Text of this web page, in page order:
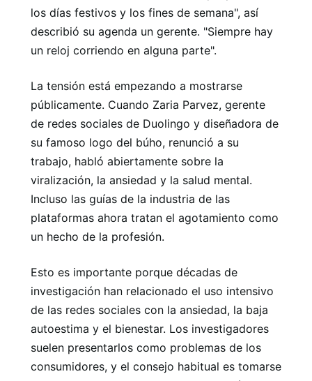
los días festivos y los fines de semana", así
describió su agenda un gerente. "Siempre hay
un reloj corriendo en alguna parte".
La tensión está empezando a mostrarse
públicamente. Cuando Zaria Parvez, gerente
de redes sociales de Duolingo y diseñadora de
su famoso logo del búho, renunció a su
trabajo, habló abiertamente sobre la
viralización, la ansiedad y la salud mental.
Incluso las guías de la industria de las
plataformas ahora tratan el agotamiento como
un hecho de la profesión.
Esto es importante porque décadas de
investigación han relacionado el uso intensivo
de las redes sociales con la ansiedad, la baja
autoestima y el bienestar. Los investigadores
suelen presentarlos como problemas de los
consumidores, y el consejo habitual es tomarse